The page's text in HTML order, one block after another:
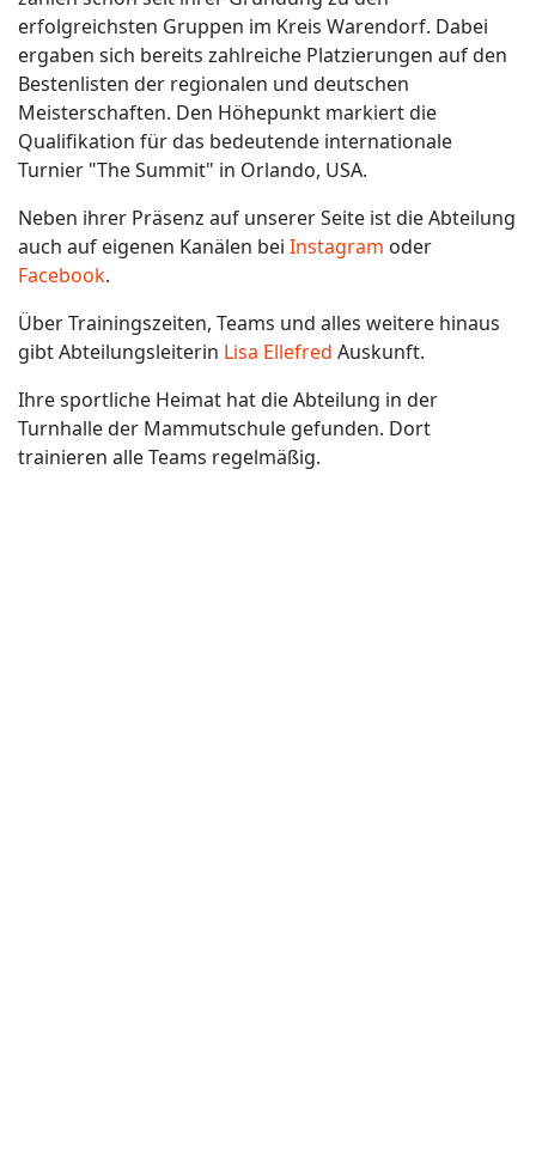
erfolgreichsten Gruppen im Kreis Warendorf. Dabei
ergaben sich bereits zahlreiche Platzierungen auf den
Bestenlisten der regionalen und deutschen
Meisterschaften. Den Höhepunkt markiert die
Qualifikation für das bedeutende internationale
Turnier "The Summit" in Orlando, USA.
Neben ihrer Präsenz auf unserer Seite ist die Abteilung
auch auf eigenen Kanälen bei Instagram oder
Facebook.
Über Trainingszeiten, Teams und alles weitere hinaus
gibt Abteilungsleiterin Lisa Ellefred Auskunft.
Ihre sportliche Heimat hat die Abteilung in der
Turnhalle der Mammutschule gefunden. Dort
trainieren alle Teams regelmäßig.